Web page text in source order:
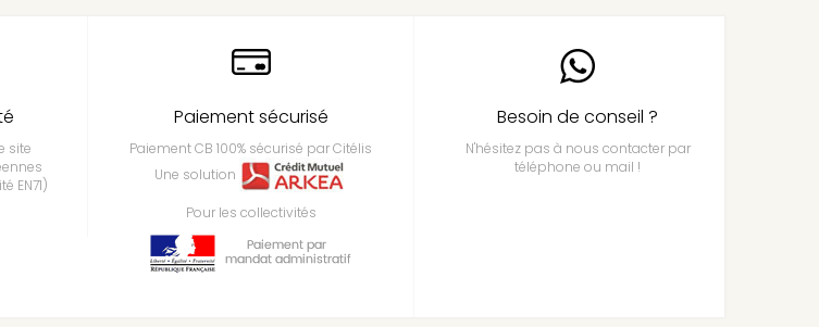
site
EN71)
Paiement sécurisé
Paiement CB 100% sécurisé par Citélis
Une solution
Pour les collectivités
Besoin de conseil ?
N'hésitez pas à nous contacter par
téléphone ou mail !